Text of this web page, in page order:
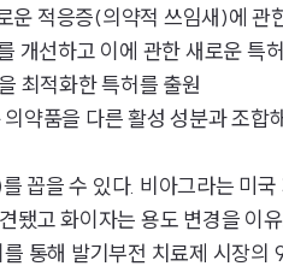
적응증(의약적 쓰임새)에 관
선하고 이에 관한 새로운 특
최적화한 특허를 출원
품을 다른 활성 성분과 조합
을 수 있다. 비아그라는 미
됐고 화이자는 용도 변경을
통해 발기부전 치료제 시장